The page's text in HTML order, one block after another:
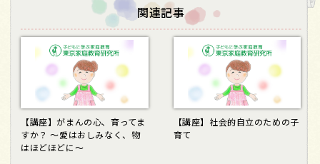
関連記事
【講座】がまんの心、育ってま
すか？ ～愛はおしみなく、物
はほどほどに～
【講座】社会的自立のための子
育て